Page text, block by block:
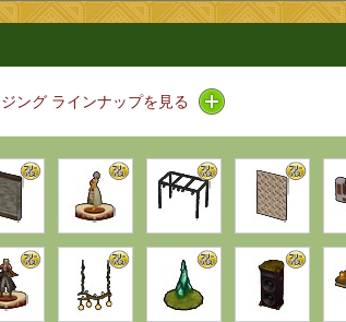
ング ラインナップを見る アイコン / ラインナ